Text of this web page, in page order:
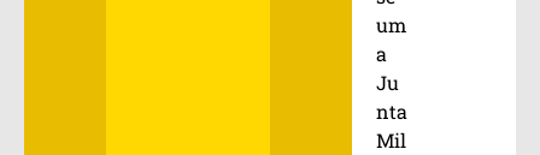
um
a
Ju
nta
Mil